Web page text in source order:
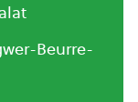
Beurre-